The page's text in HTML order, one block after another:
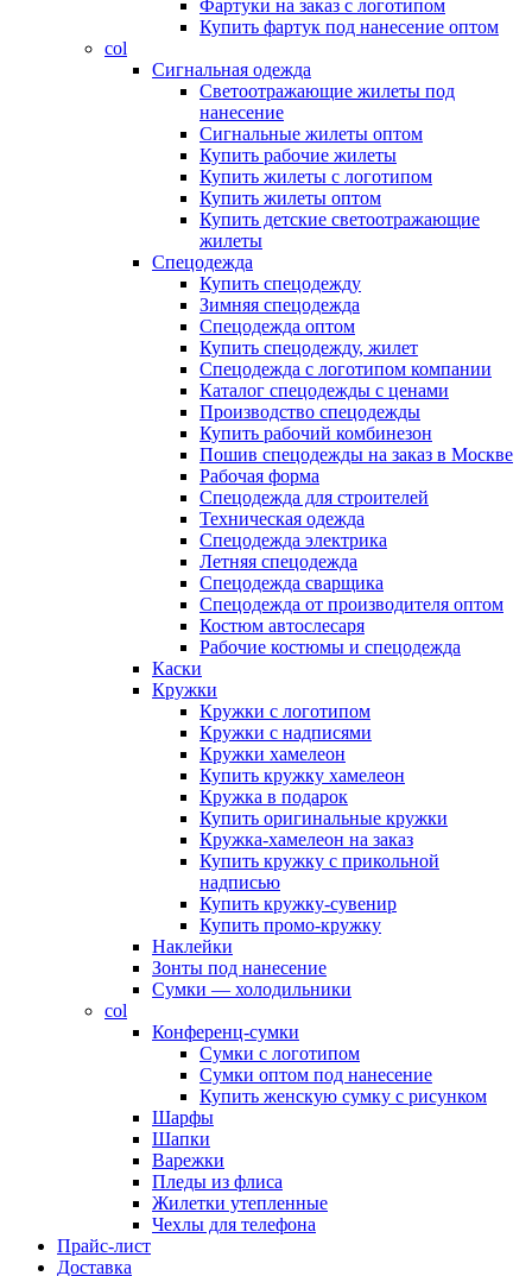
Фартуки на заказ с логотипом
Купить фартук под нанесение оптом
col
Сигнальная одежда
Светоотражающие жилеты под
нанесение
Сигнальные жилеты оптом
Купить рабочие жилеты
Купить жилеты с логотипом
Купить жилеты оптом
Купить детские светоотражающие
жилеты
Спецодежда
Купить спецодежду
Зимняя спецодежда
Спецодежда оптом
Купить спецодежду, жилет
Спецодежда с логотипом компании
Каталог спецодежды с ценами
Производство спецодежды
Купить рабочий комбинезон
Пошив спецодежды на заказ в Москве
Рабочая форма
Спецодежда для строителей
Техническая одежда
Спецодежда электрика
Летняя спецодежда
Спецодежда сварщика
Спецодежда от производителя оптом
Костюм автослесаря
Рабочие костюмы и спецодежда
Каски
Кружки
Кружки с логотипом
Кружки с надписями
Кружки хамелеон
Купить кружку хамелеон
Кружка в подарок
Купить оригинальные кружки
Кружка-хамелеон на заказ
Купить кружку с прикольной
надписью
Купить кружку-сувенир
Купить промо-кружку
Наклейки
Зонты под нанесение
Сумки — холодильники
col
Конференц-сумки
Сумки с логотипом
Сумки оптом под нанесение
Купить женскую сумку с рисунком
Шарфы
Шапки
Варежки
Пледы из флиса
Жилетки утепленные
Чехлы для телефона
Прайс-лист
Доставка